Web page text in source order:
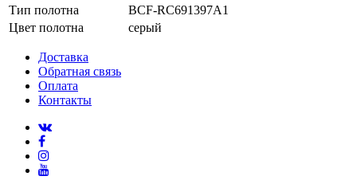
Тип полотна
BCF-RC691397A1
Цвет полотна
серый
Доставка
Обратная связь
Оплата
Контакты